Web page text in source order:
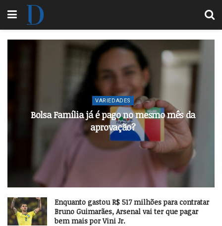
VARIEDADES
Bolsa Família já é pago no mesmo mês da
aprovação?
Enquanto gastou R$ 517 milhões para contratar
Bruno Guimarães, Arsenal vai ter que pagar
bem mais por Vini Jr.